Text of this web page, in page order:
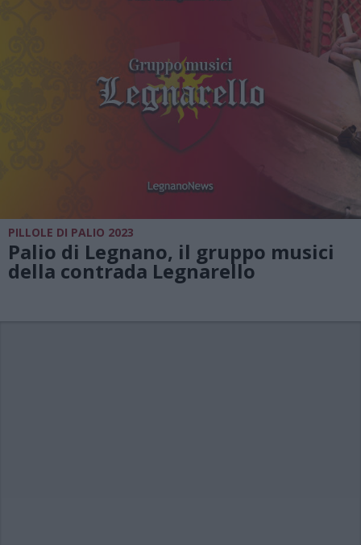
PILLOLE DI PALIO 2023
Palio di Legnano, il gruppo musici
della contrada Legnarello